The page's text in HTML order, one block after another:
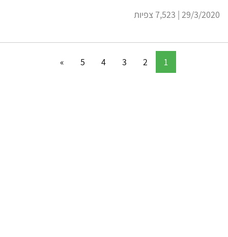
29/3/2020 | 7,523 צפיות
1
2
3
4
5
»